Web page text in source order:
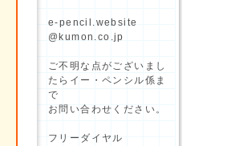
e-pencil.website
@kumon.co.jp
ご不明な点がございまし
たらイー・ペンシル係ま
で
お問い合わせください。
フリーダイヤル